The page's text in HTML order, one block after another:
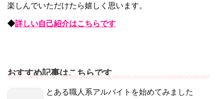
楽しんでいただけたら嬉しく思います。
◆詳しい自己紹介はこちらです
おすすめ記事はこちらです
とある職人系アルバイトを始めてみました